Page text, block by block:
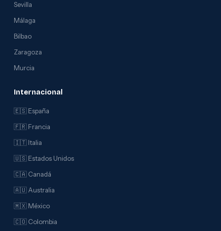
Sevilla
Málaga
Bilbao
Zaragoza
Murcia
Internacional
🇪🇸 España
🇫🇷 Francia
🇮🇹 Italia
🇺🇸 Estados Unidos
🇨🇦 Canadá
🇦🇺 Australia
🇲🇽 México
🇨🇴 Colombia